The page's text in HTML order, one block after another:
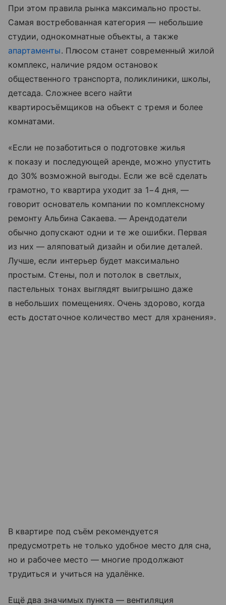
При этом правила рынка максимально просты.
Самая востребованная категория — небольшие
студии, однокомнатные объекты, а также
апартаменты. Плюсом станет современный жилой
комплекс, наличие рядом остановок
общественного транспорта, поликлиники, школы,
детсада. Сложнее всего найти
квартиросъёмщиков на объект с тремя и более
комнатами.
«Если не позаботиться о подготовке жилья
к показу и последующей аренде, можно упустить
до 30% возможной выгоды. Если же всё сделать
грамотно, то квартира уходит за 1−4 дня, —
говорит основатель компании по комплекс­ному
ремонту Альбина Сакаева. — Арендодатели
обычно допускают одни и те же ошибки. Первая
из них — аляповатый дизайн и обилие деталей.
Лучше, если интерьер будет максимально
простым. Стены, пол и потолок в светлых,
пастельных тонах выглядят выигрышно даже
в небольших помещениях. Очень здорово, когда
есть достаточное количество мест для хранения».
В квартире под съём рекомендуется
предусмотреть не только удобное место для сна,
но и рабочее место — многие продолжают
трудиться и учиться на удалёнке.
Ещё два значимых пункта — вентиляция